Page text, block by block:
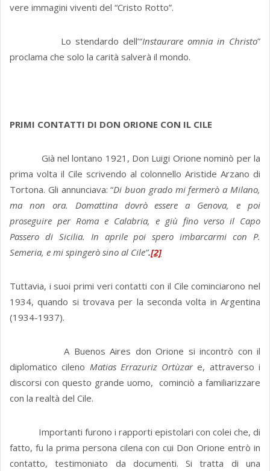
vere immagini viventi del “Cristo Rotto”.
Lo stendardo dell’“Instaurare omnia in Christo”
proclama che solo la carità salverà il mondo.
PRIMI CONTATTI DI DON ORIONE CON IL CILE
Già nel lontano 1921, Don Luigi Orione nominò per la
prima volta il Cile scrivendo al colonnello Aristide Arzano di
Tortona. Gli annunciava: “Di buon grado mi fermerò a Milano,
ma non ora. Domattina dovrò essere a Genova, e poi
proseguire per Roma e Calabria, e giù fino verso il Capo
Passero di Sicilia. In aprile poi spero imbarcarmi con P.
Semeria, e mi spingerò sino al Cile”.[2]
Tuttavia, i suoi primi veri contatti con il Cile cominciarono nel
1934, quando si trovava per la seconda volta in Argentina
(1934-1937).
A Buenos Aires don Orione si incontrò con il
diplomatico cileno Matias Errazuriz Ortùzare, attraverso i
discorsi con questo grande uomo, cominciò a familiarizzare
con la realtà del Cile.
Importanti furono i rapporti epistolari con colei che, di
fatto, fu la prima persona cilena con cui Don Orione entrò in
contatto, testimoniato da documenti. Si tratta di una